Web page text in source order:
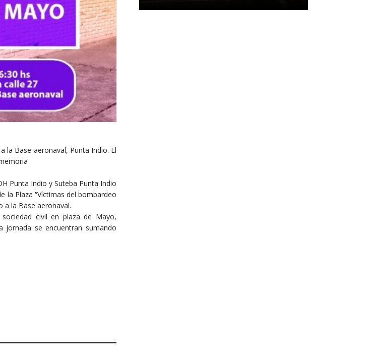
la Base aeronaval, Punta Indio. El
Punta Indio y Suteba Punta Indio
la Plaza “Víctimas del bombardeo
a la Base aeronaval.
civil en plaza de Mayo,
jornada se encuentran sumando